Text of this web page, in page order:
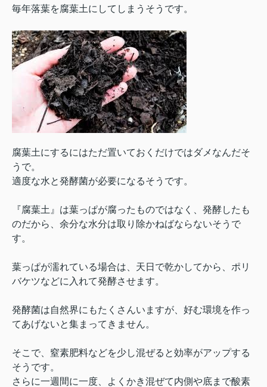
毎年落葉を腐葉土にしてしまうそうです。
腐葉土にするにはただ置いておくだけではダメなんだそ
うで。
適度な水と発酵菌が必要になるそうです。
『腐葉土』は葉っぱが腐ったものではなく、発酵したも
のだから、余分な水分は取り除かねばならないそうで
す。
葉っぱが濡れている場合は、天日で乾かしてから、ポリ
バケツなどに入れて発酵させます。
発酵菌は自然界にもたくさんいますが、好む環境を作っ
てあげないと集まってきません。
そこで、窒素肥料などを少し混ぜると効率がアップする
そうです。
さらに一週間に一度、よくかき混ぜて内側や底まで酸素